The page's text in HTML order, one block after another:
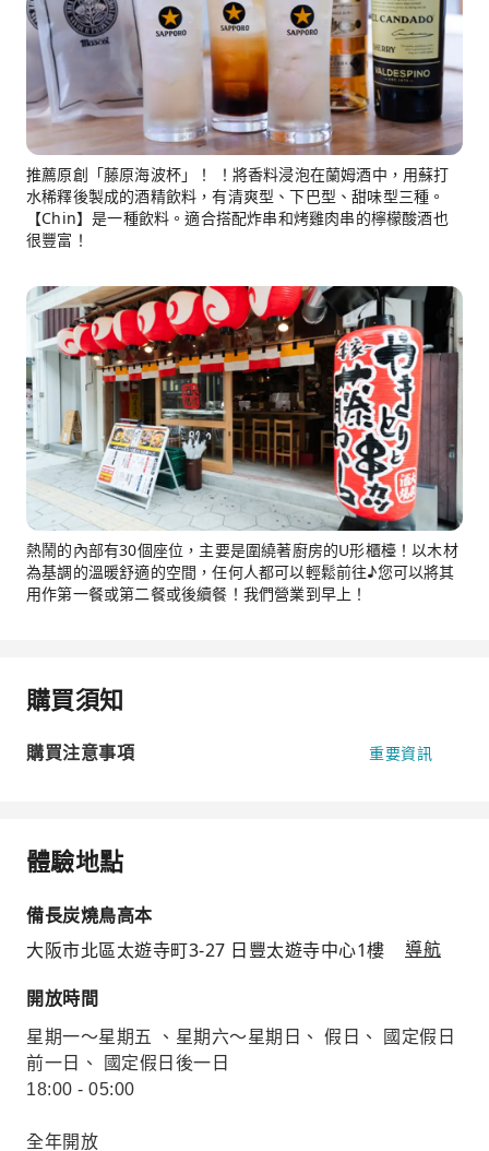
推薦原創「藤原海波杯」！ ！將香料浸泡在蘭姆酒中，用蘇打
水稀釋後製成的酒精飲料，有清爽型、下巴型、甜味型三種。
【Chin】是一種飲料。適合搭配炸串和烤雞肉串的檸檬酸酒也
很豐富！
熱鬧的內部有30個座位，主要是圍繞著廚房的U形櫃檯！以木材
為基調的溫暖舒適的空間，任何人都可以輕鬆前往♪您可以將其
用作第一餐或第二餐或後續餐！我們營業到早上！
購買須知
購買注意事項 重要資訊
體驗地點
備長炭燒鳥高本
大阪市北區太遊寺町3-27 日豐太遊寺中心1樓
導航
開放時間
星期一～星期五 、星期六～星期日、 假日、 國定假日
前一日、 國定假日後一日
18:00 - 05:00
全年開放